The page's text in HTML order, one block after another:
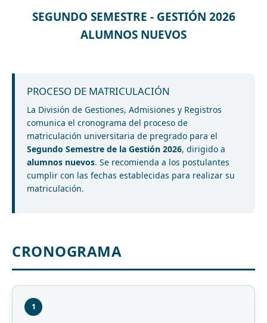
SEGUNDO SEMESTRE - GESTIÓN 2026
ALUMNOS NUEVOS
PROCESO DE MATRICULACIÓN
La División de Gestiones, Admisiones y Registros
comunica el cronograma del proceso de
matriculación universitaria de pregrado para el
Segundo Semestre de la Gestión 2026, dirigido a
alumnos nuevos. Se recomienda a los postulantes
cumplir con las fechas establecidas para realizar su
matriculación.
CRONOGRAMA
1